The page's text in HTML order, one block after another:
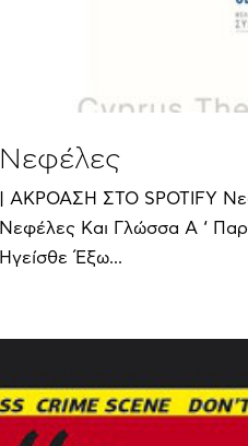
Νεφέλες
| ΑΚΡΟΑΣΗ ΣΤΟ SPOTIFY
Νεφέλες Και Γλώσσα Α ‘
Ηγείσθε Έξω...